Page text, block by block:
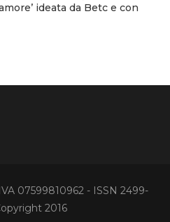
ideata da Betc e con
07599810962 - ISSN 2499-
2016